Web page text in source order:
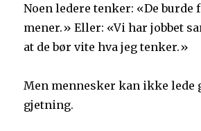
Noen ledere tenker: «De burde
mener.» Eller: «Vi har jobbet
at de bør vite hva jeg tenker.»
Men mennesker kan ikke lede
gjetning.